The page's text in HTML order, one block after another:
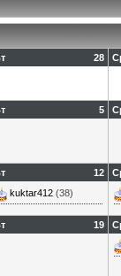
28
5
12
kuktar412 (38)
19